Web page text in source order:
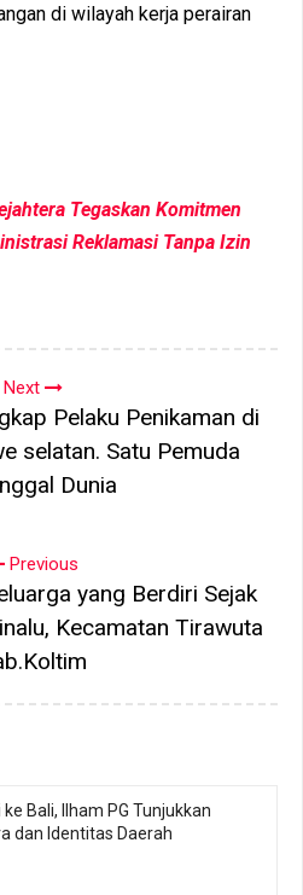
di wilayah kerja perairan
Tegaskan Komitmen
Reklamasi Tanpa Izin
Next
Pelaku Penikaman di
selatan. Satu Pemuda
Dunia
Previous
yang Berdiri Sejak
Kecamatan Tirawuta
Bali, Ilham PG Tunjukkan
dan Identitas Daerah